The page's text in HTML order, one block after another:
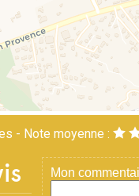
- Note moyenne :
Mon